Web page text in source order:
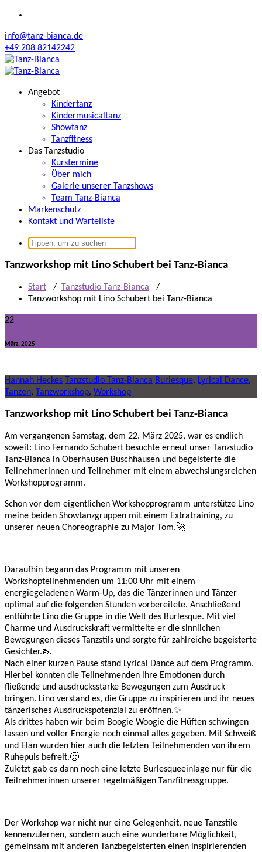
Zum
springen
info@tanz-bianca.de
+49 208 82142242
Angebot
Kindertanz
Kindermusicaltanz
Showtanz
Tanzfitness
Das Tanzstudio
Kurstermine
Über mich
Galerie unserer Tanzshows
Team Tanz-Bianca
Markenschutz
Kontakt und Warteliste
Suchen
Tanzworkshop mit Lino Schubert bei Tanz-Bianca
Start / Tanzstudio Tanz-Bianca /
Tanzworkshop mit Lino Schubert bei Tanz-Bianca
22
März, 2025
Hannah Heckes Tanzstudio Tanz-Bianca Burlesque, Lyrical Dance,
Tanzen, Tanzworkshop, Workshop
Tanzworkshop mit Lino Schubert bei Tanz-Bianca
Am vergangenen Samstag, dem 22. März 2025, war es endlich
soweit: Lino Fernando Schubert besuchte erneut unser Tanzstudio
Tanz-Bianca in Oberhausen Buschhausen und begeisterte die
Teilnehmerinnen und Teilnehmer mit einem abwechslungsreichen
Workshopprogramm.
Schon vor dem eigentlichen Workshopprogramm unterstütze Lino
meine beiden Showtanzgruppen mit einem Extratraining, zu
unserer neuen Choreographie zu Major Tom.🚀
Daraufhin begann das Programm mit unseren
Workshopteilnehmenden um 11:00 Uhr mit einem
energiegeladenen Warm-Up, das die Tänzerinnen und Tänzer
optimal auf die folgenden Stunden vorbereitete. Anschließend
entführte Lino die Gruppe in die Welt des Burlesque. Mit viel
Charme und Ausdruckskraft vermittelte er die sinnlichen
Bewegungen dieses Tanzstils und sorgte für zahlreiche begeisterte
Gesichter.👠
Nach einer kurzen Pause stand Lyrical Dance auf dem Programm.
Hierbei konnten die Teilnehmenden ihre Emotionen durch
fließende und ausdrucksstarke Bewegungen zum Ausdruck
bringen. Lino verstand es, die Gruppe zu inspirieren und ihr neues
tänzerisches Ausdruckspotenzial zu eröffnen.✨
Als drittes haben wir beim Boogie Woogie die Hüften schwingen
lassen und voller Energie noch einmal alles gegeben. Mit Schweiß
und Elan wurden hier auch die letzten Teilnehmenden von ihrem
Ruhepuls befreit.🥵
Zuletzt gab es dann noch eine letzte Burlesqueeinlage nur für die
Teilnehmerinnen unserer regelmäßigen Tanzfitnessgruppe.
Der Workshop war nicht nur eine Gelegenheit, neue Tanzstile
kennenzulernen, sondern auch eine wunderbare Möglichkeit,
gemeinsam mit anderen Tanzbegeisterten einen inspirierenden